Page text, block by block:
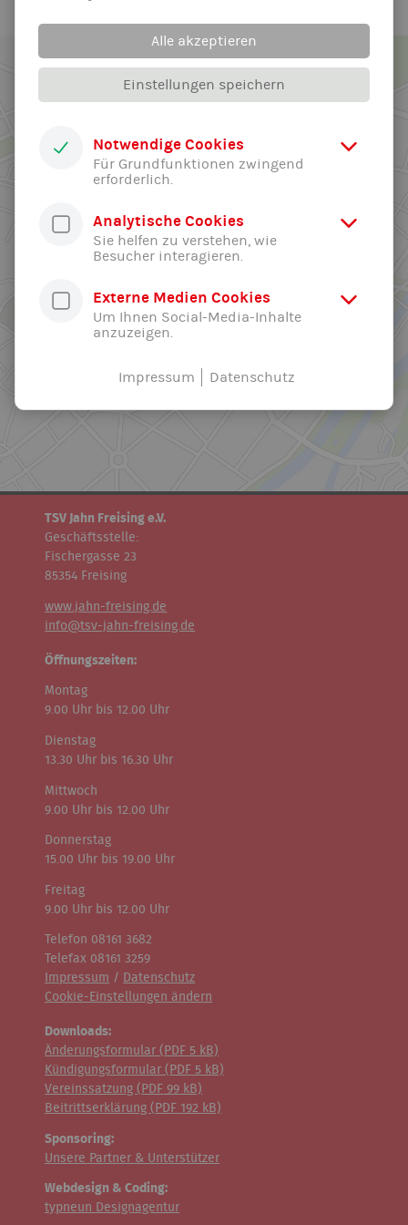
TSV Jahn Freising e.V.
Geschäftsstelle:
Fischergasse 23
85354 Freising
www.jahn-freising.de
info@tsv-jahn-freising.de
Öffnungszeiten:
Montag
9.00 Uhr bis 12.00 Uhr
Dienstag
13.30 Uhr bis 16.30 Uhr
Mittwoch
9.00 Uhr bis 12.00 Uhr
Donnerstag
15.00 Uhr bis 19.00 Uhr
Freitag
9.00 Uhr bis 12.00 Uhr
Telefon 08161 3682
Telefax 08161 3259
Impressum /
Datenschutz
Cookie-Einstellungen ändern
Downloads:
Änderungsformular ( PDF 5 kB)
Kündigungsformular ( PDF 5 kB)
Vereinssatzung ( PDF 99 kB)
Beitrittserklärung ( PDF 192 kB)
Sponsoring:
Unsere Partner & Unterstützer
Webdesign & Coding:
typneun Designagentur
Alle akzeptieren
Einstellungen speichern
Notwendige Cookies
Für Grundfunktionen zwingend
erforderlich.
Analytische Cookies
Sie helfen zu verstehen, wie
Besucher interagieren.
Externe Medien Cookies
Um Ihnen Social-Media-Inhalte
anzuzeigen.
Impressum Datenschutz